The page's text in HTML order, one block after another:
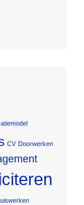
CV Doorwerken